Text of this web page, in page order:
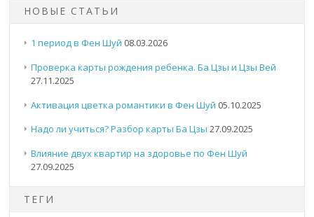
НОВЫЕ СТАТЬИ
1 период в Фен Шуй 08.03.2026
Проверка карты рождения ребенка. Ба Цзы и Цзы Вей
27.11.2025
Активация цветка романтики в Фен Шуй 05.10.2025
Надо ли учиться? Разбор карты Ба Цзы 27.09.2025
Влияние двух квартир на здоровье по Фен Шуй
27.09.2025
ТЕГИ